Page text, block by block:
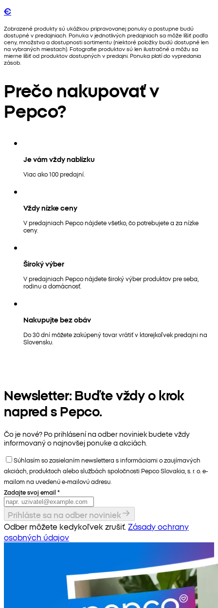
€
Zobrazené produkty sú ukážkou pripravovanej ponuky a postupne budú
dostupné v predajniach. Ponuka v jednotlivých predajniach sa môže líšiť podľa
ceny, množstva a dostupnosti sortimentu (niektoré položky budú dostupné len
na vybraných miestach). Fotografie produktov sú len ilustračné a môžu sa
mierne líšiť od produktov dostupných v predajni. Ponuka platí do vypredania
zásob.
Prečo nakupovať v
Pepco?
Je vám vždy nablízku
Viac ako 100 predajní.
Vždy nízke ceny
V predajniach Pepco nájdete všetko, čo potrebujete a za nízke
ceny.
Široký výber
V predajniach Pepco nájdete široký výber produktov pre seba,
rodinu a domácnosť.
Nakupujte bez obáv
Do 30 dní môžete zakúpený tovar vrátiť v ktorejkoľvek predajni na
Slovensku.
Newsletter: Buďte vždy o krok
napred s Pepco.
Čo je nové? Po prihlásení na odber noviniek budete vždy
informovaný o najnovšej ponuke a akciách.
Súhlasím so zasielaním newslettera s informáciami o zaujímavých
akciách, produktoch alebo službách spoločnosti Pepco Slovakia, s. r. o. e-
mailom na uvedenú e-mailovú adresu.
Zadajte svoj email *
Prihláste sa na odber noviniek
Odber môžete kedykoľvek zrušiť. Zásady ochrany
osobných údajov